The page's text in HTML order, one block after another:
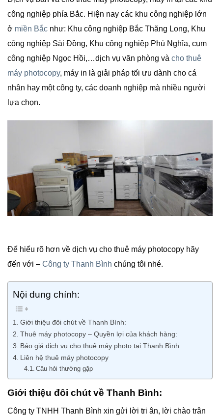
công nghiệp phía Bắc. Hiện nay các khu công nghiệp lớn
ở miền Bắc như: Khu công nghiệp Bắc Thăng Long, Khu
công nghiệp Sài Đồng, Khu công nghiệp Phú Nghĩa, cụm
công nghiệp Ngọc Hồi,…dịch vụ văn phòng và cho thuê
máy photocopy, máy in là giải pháp tối ưu dành cho cá
nhân hay một công ty, các doanh nghiệp mà nhiều người
lựa chọn.
Để hiểu rõ hơn về dịch vụ cho thuê máy photocopy hãy
đến với – Công ty Thanh Bình chúng tôi nhé.
Nội dung chính:
Giới thiệu đôi chút về Thanh Bình:
Thuê máy photocopy – Quyền lợi của khách hàng:
Báo giá dịch vụ cho thuê máy photo tại Thanh Bình
Liên hệ thuê máy photocopy
Câu hỏi thường gặp
Giới thiệu đôi chút về Thanh Bình:
Công ty TNHH Thanh Bình xin gửi lời tri ân, lời chào trân